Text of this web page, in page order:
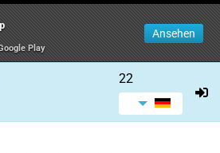
Play
Ansehen
22